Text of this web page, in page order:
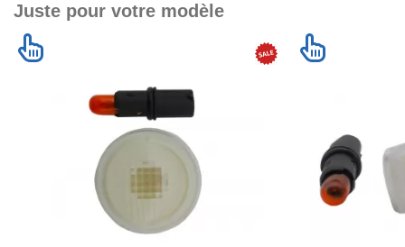
Juste pour votre modèle